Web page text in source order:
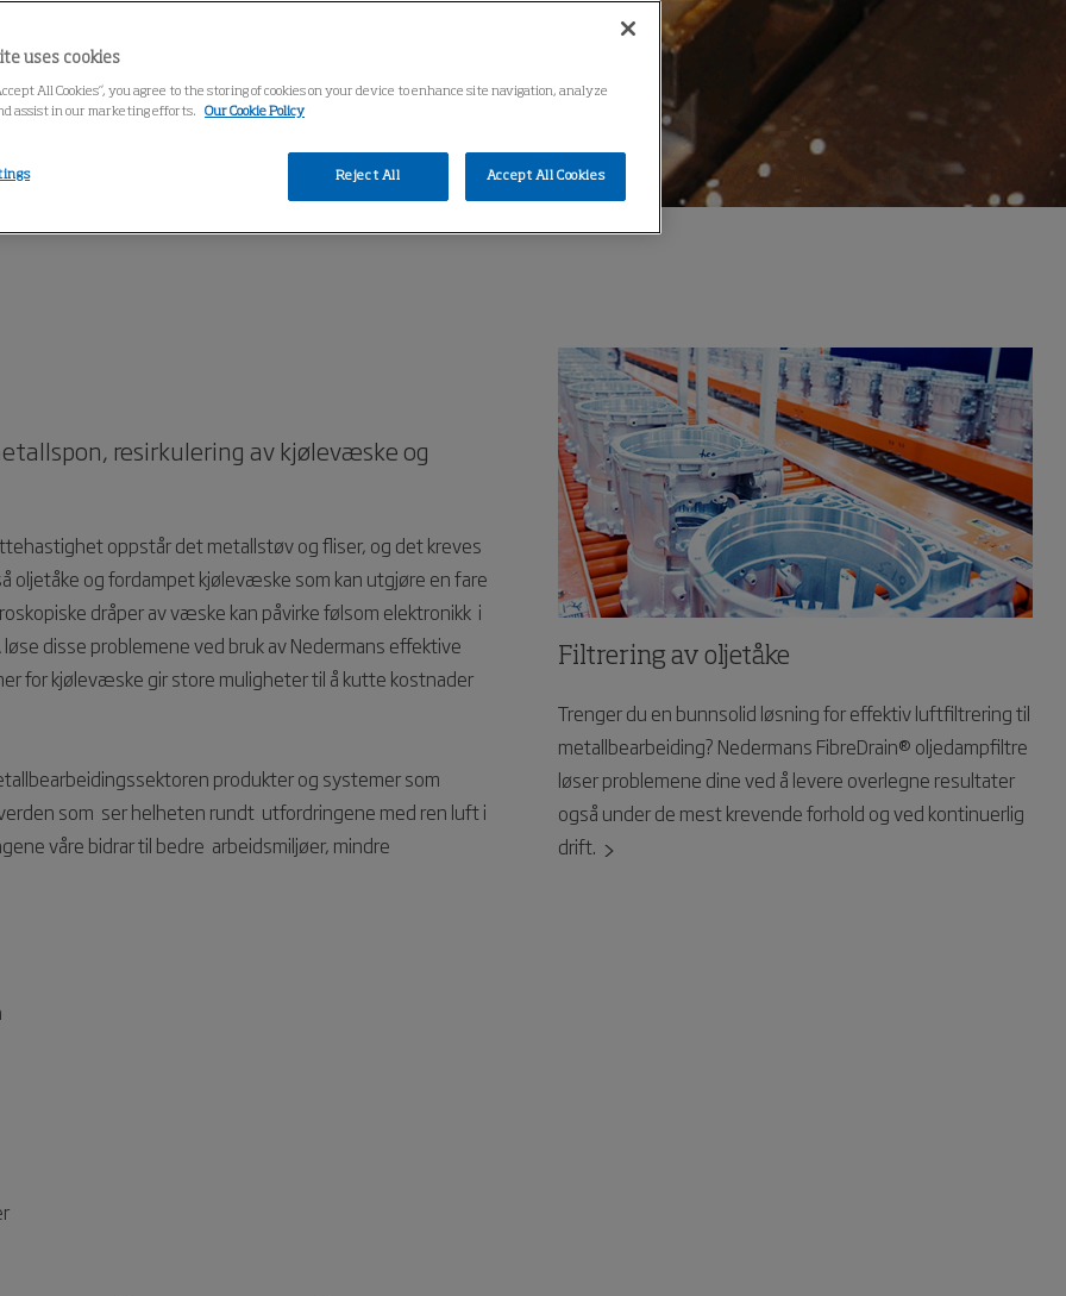
resirkulering av kjølevæske og
oppstår det metallstøv og fliser, og det kreves
og fordampet kjølevæske som kan utgjøre en fare
dråper av væske kan påvirke følsom elektronikk i
disse problemene ved bruk av Nedermans effektive
for kjølevæske gir store muligheter til å kutte kostnader
produkter og systemer som
som ser helheten rundt utfordringene med ren luft i
våre bidrar til bedre arbeidsmiljøer, mindre
Filtrering av oljetåke
Trenger du en bunnsolid løsning for effektiv luftfiltrering til
metallbearbeiding? Nedermans FibreDrain® oljedampfiltre
løser problemene dine ved å levere overlegne resultater
også under de mest krevende forhold og ved kontinuerlig
drift.
uses cookies
All Cookies”, you agree to the storing of cookies on your device to enhance site navigation, analyze
assist in our marketing efforts.
Our Cookie Policy
Reject All Accept All Cookies